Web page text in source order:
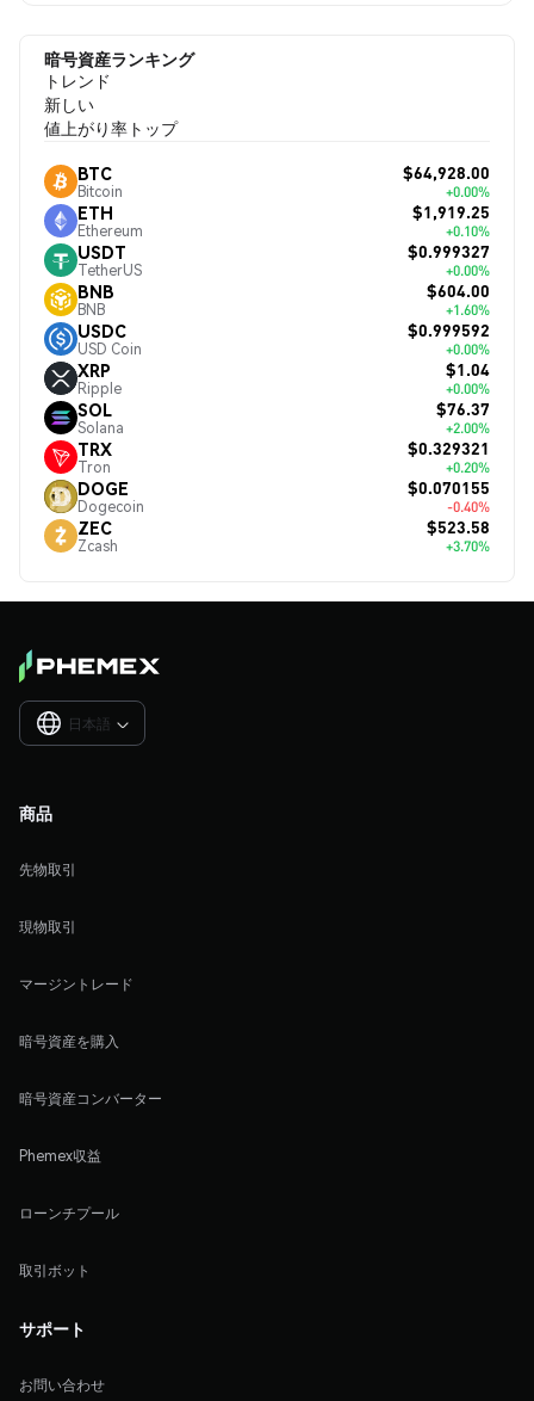
暗号資産ランキング
トレンド
新しい
値上がり率トップ
BTC
Bitcoin
$64,928.00
+0.00%
ETH
Ethereum
$1,919.25
+0.10%
USDT
TetherUS
$0.999327
+0.00%
BNB
BNB
$604.00
+1.60%
USDC
USD Coin
$0.999592
+0.00%
XRP
Ripple
$1.04
+0.00%
SOL
Solana
$76.37
+2.00%
TRX
Tron
$0.329321
+0.20%
DOGE
Dogecoin
$0.070155
-0.40%
ZEC
Zcash
$523.58
+3.70%
日本語 
商品
先物取引
現物取引
マージントレード
暗号資産を購入
暗号資産コンバーター
Phemex収益
ローンチプール
取引ボット
サポート
お問い合わせ